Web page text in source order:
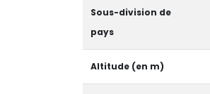
Sous-division de
pays
Altitude (en m)